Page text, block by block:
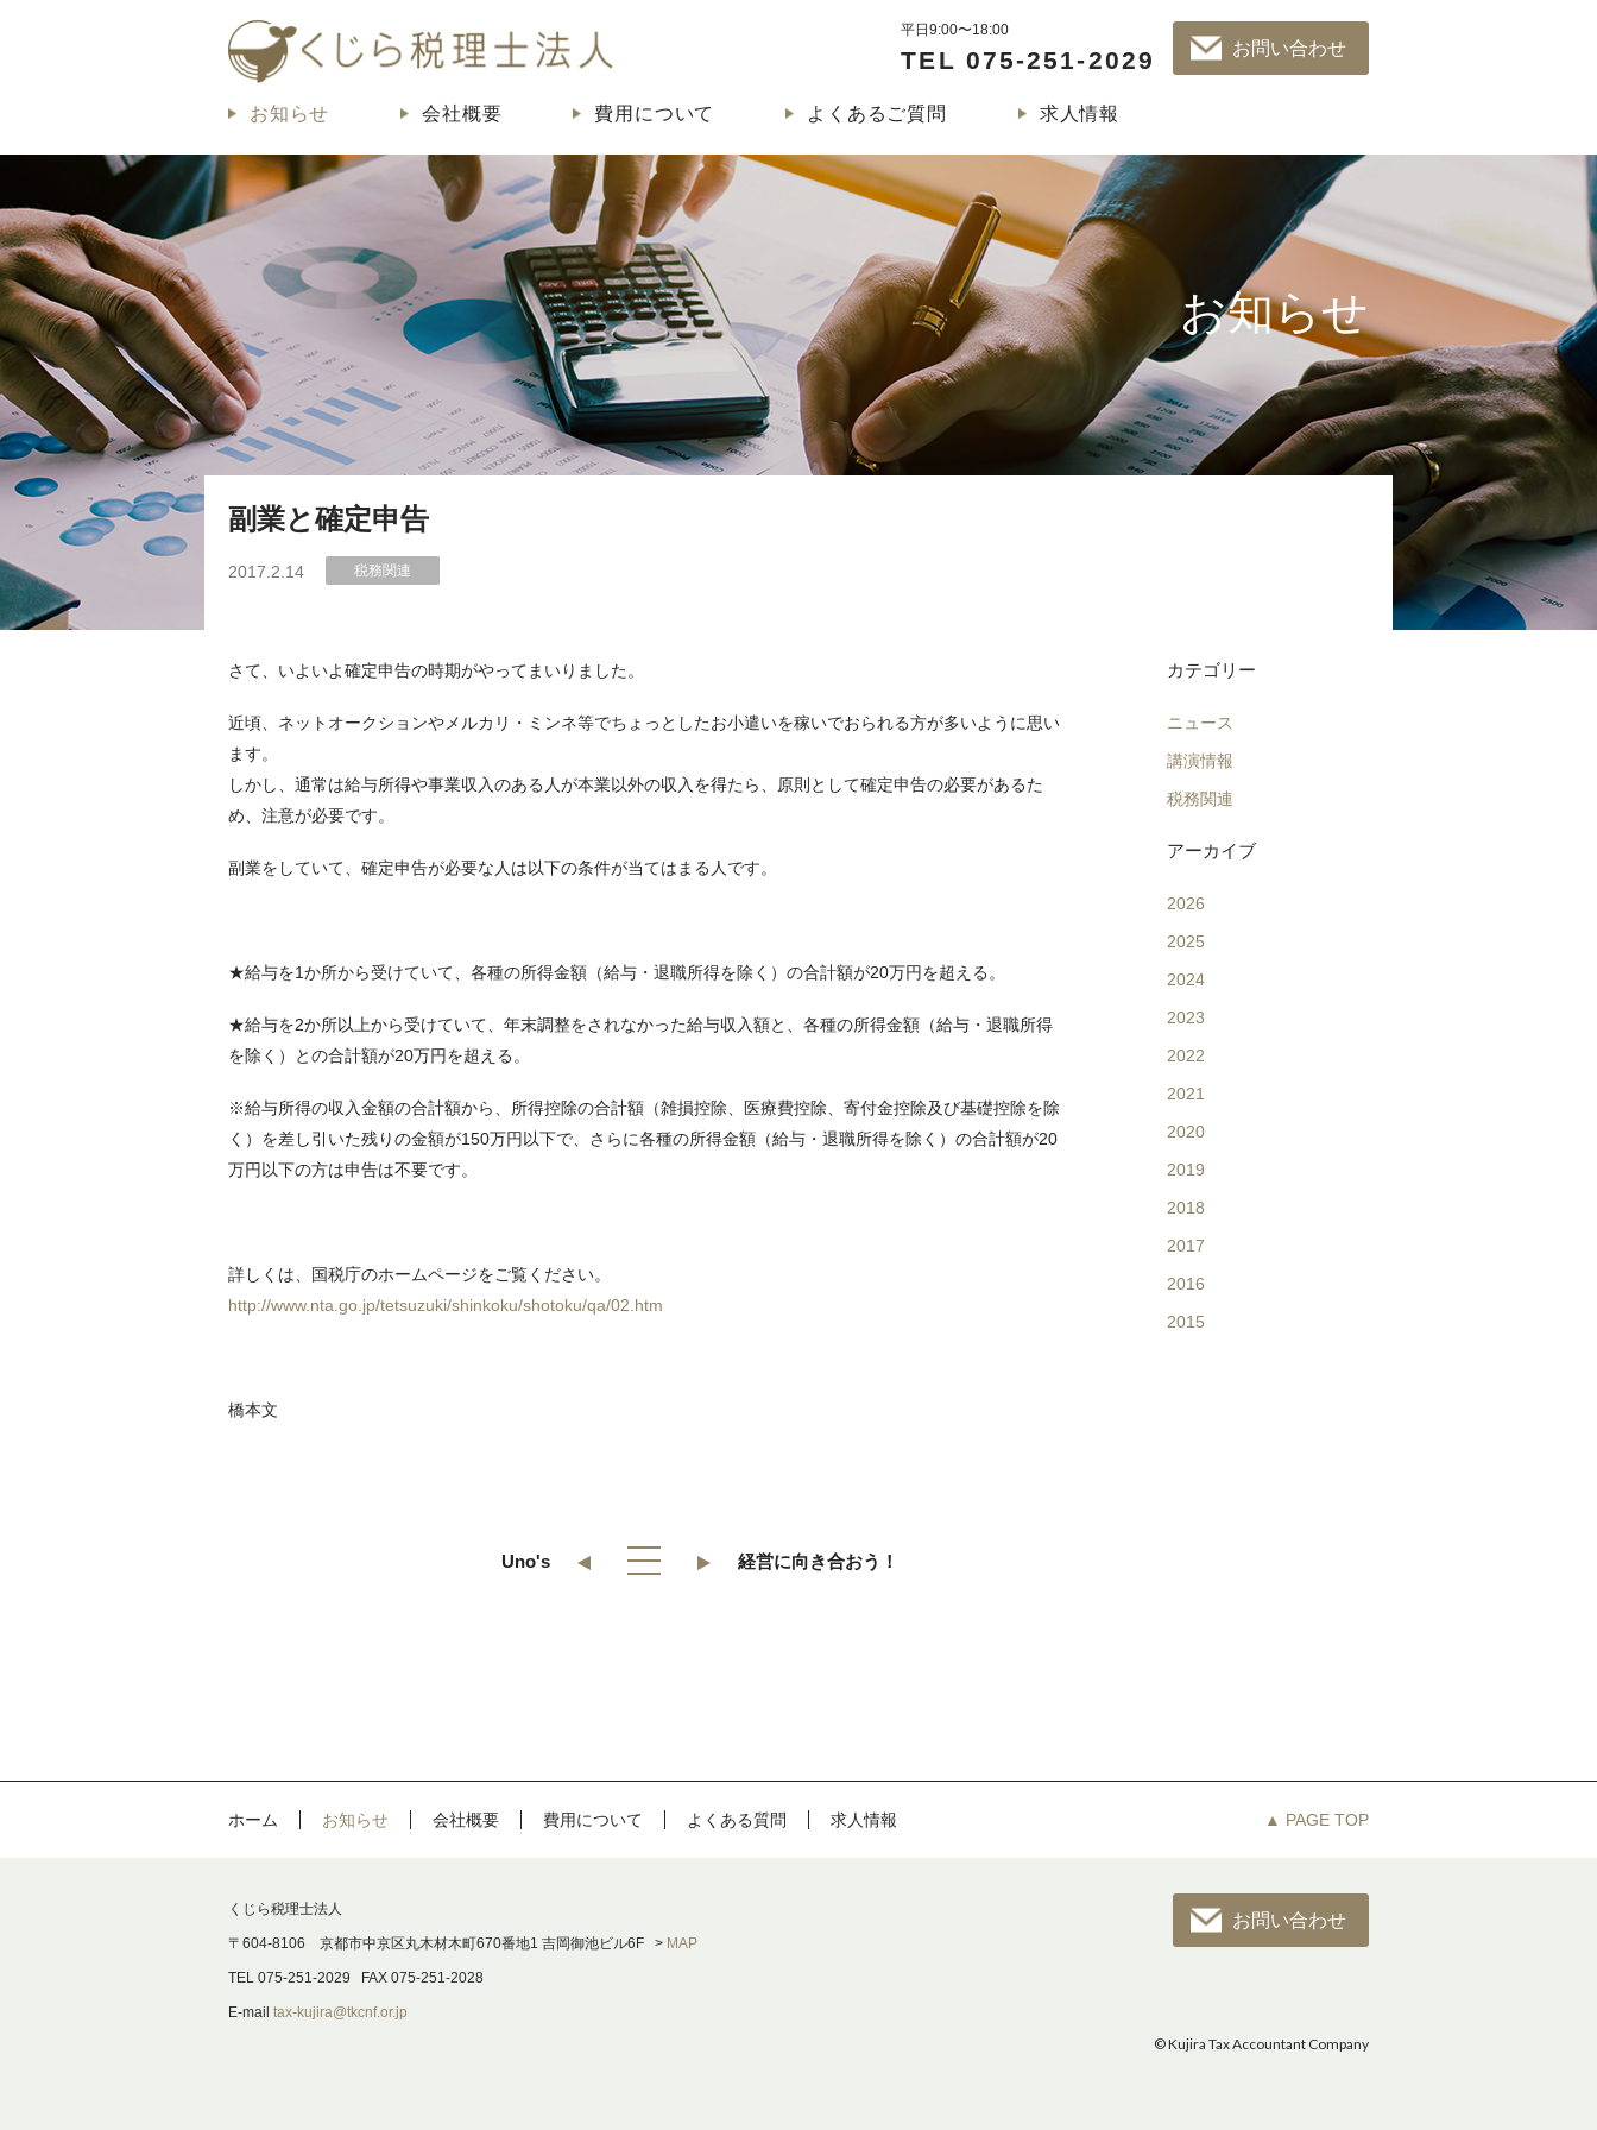
お知らせ 会社概要 費用について よくあるご質問 求人情報
平日9:00〜18:00
TEL 075-251-2029 お問い合わせ
お知らせ
副業と確定申告
2017.2.14 税務関連
さて、いよいよ確定申告の時期がやってまいりました。
近頃、ネットオークションやメルカリ・ミンネ等でちょっとしたお小遣いを稼いでおられる方が多いように思い
ます。
しかし、通常は給与所得や事業収入のある人が本業以外の収入を得たら、原則として確定申告の必要があるた
め、注意が必要です。
副業をしていて、確定申告が必要な人は以下の条件が当てはまる人です。
★給与を1か所から受けていて、各種の所得金額（給与・退職所得を除く）の合計額が20万円を超える。
★給与を2か所以上から受けていて、年末調整をされなかった給与収入額と、各種の所得金額（給与・退職所得
を除く）との合計額が20万円を超える。
※給与所得の収入金額の合計額から、所得控除の合計額（雑損控除、医療費控除、寄付金控除及び基礎控除を除
く）を差し引いた残りの金額が150万円以下で、さらに各種の所得金額（給与・退職所得を除く）の合計額が20
万円以下の方は申告は不要です。
詳しくは、国税庁のホームページをご覧ください。
http://www.nta.go.jp/tetsuzuki/shinkoku/shotoku/qa/02.htm
橋本文
Uno's 経営に向き合おう！
カテゴリー
ニュース
講演情報
税務関連
アーカイブ
2026
2025
2024
2023
2022
2021
2020
2019
2018
2017
2016
2015
ホーム お知らせ 会社概要 費用について よくある質問 求人情報 ▲ PAGE TOP
くじら税理士法人
〒604-8106 京都市中京区丸木材木町670番地1 吉岡御池ビル6F > MAP
TEL 075-251-2029 FAX 075-251-2028
E-mail tax-kujira@tkcnf.or.jp
お問い合わせ
© Kujira Tax Accountant Company